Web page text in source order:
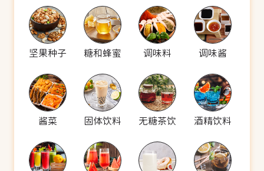
坚果种子 糖和蜂蜜 调味料 调味酱
酱菜 固体饮料 无糖茶饮 酒精饮料